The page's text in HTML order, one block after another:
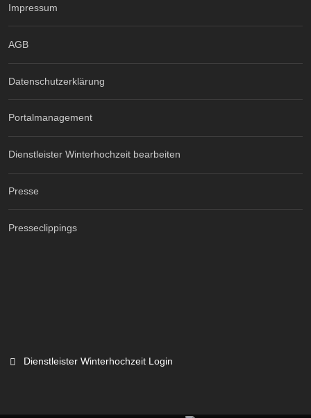
Impressum
AGB
Datenschutzerklärung
Portalmanagement
Dienstleister Winterhochzeit bearbeiten
Presse
Presseclippings
Dienstleister Winterhochzeit Login